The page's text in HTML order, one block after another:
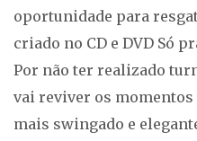
oportunidade para
criado no CD e DVD Só
Por não ter realizado
vai reviver os momentos
mais swingado e